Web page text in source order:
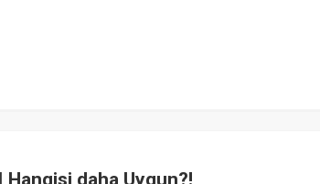
Hangisi daha Uygun?!